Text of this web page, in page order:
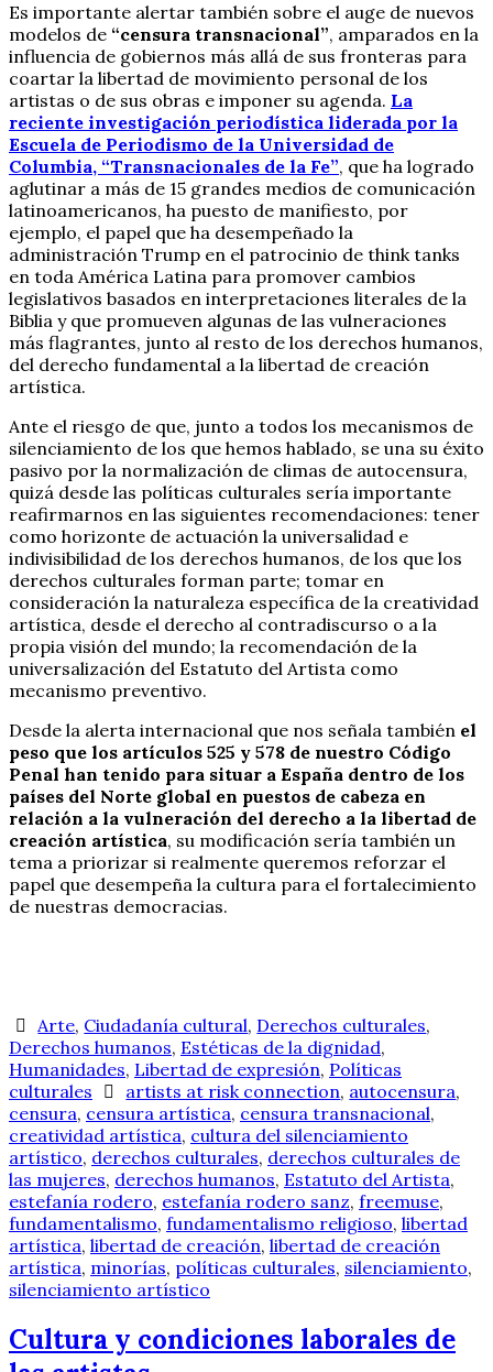
Es importante alertar también sobre el auge de nuevos
modelos de “censura transnacional”, amparados en la
influencia de gobiernos más allá de sus fronteras para
coartar la libertad de movimiento personal de los
artistas o de sus obras e imponer su agenda. La
reciente investigación periodística liderada por la
Escuela de Periodismo de la Universidad de
Columbia, “Transnacionales de la Fe”, que ha logrado
aglutinar a más de 15 grandes medios de comunicación
latinoamericanos, ha puesto de manifiesto, por
ejemplo, el papel que ha desempeñado la
administración Trump en el patrocinio de think tanks
en toda América Latina para promover cambios
legislativos basados en interpretaciones literales de la
Biblia y que promueven algunas de las vulneraciones
más flagrantes, junto al resto de los derechos humanos,
del derecho fundamental a la libertad de creación
artística.
Ante el riesgo de que, junto a todos los mecanismos de
silenciamiento de los que hemos hablado, se una su éxito
pasivo por la normalización de climas de autocensura,
quizá desde las políticas culturales sería importante
reafirmarnos en las siguientes recomendaciones: tener
como horizonte de actuación la universalidad e
indivisibilidad de los derechos humanos, de los que los
derechos culturales forman parte; tomar en
consideración la naturaleza específica de la creatividad
artística, desde el derecho al contradiscurso o a la
propia visión del mundo; la recomendación de la
universalización del Estatuto del Artista como
mecanismo preventivo.
Desde la alerta internacional que nos señala también el
peso que los artículos 525 y 578 de nuestro Código
Penal han tenido para situar a España dentro de los
países del Norte global en puestos de cabeza en
relación a la vulneración del derecho a la libertad de
creación artística, su modificación sería también un
tema a priorizar si realmente queremos reforzar el
papel que desempeña la cultura para el fortalecimiento
de nuestras democracias.
Arte, Ciudadanía cultural, Derechos culturales,
Derechos humanos, Estéticas de la dignidad,
Humanidades, Libertad de expresión, Políticas
culturales
artists at risk connection, autocensura,
censura, censura artística, censura transnacional,
creatividad artística, cultura del silenciamiento
artístico, derechos culturales, derechos culturales de
las mujeres, derechos humanos, Estatuto del Artista,
estefanía rodero, estefanía rodero sanz, freemuse,
fundamentalismo, fundamentalismo religioso, libertad
artística, libertad de creación, libertad de creación
artística, minorías, políticas culturales, silenciamiento,
silenciamiento artístico
Cultura y condiciones laborales de